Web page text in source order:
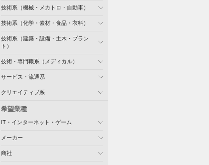
技術系（機械・メカトロ・自動車）
技術系（化学・素材・食品・衣料）
技術系（建築・設備・土木・プラン
ト）
技術・専門職系（メディカル）
サービス・流通系
クリエイティブ系
希望業種
IT・インターネット・ゲーム
メーカー
商社